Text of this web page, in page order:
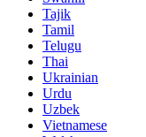
Tajik
Tamil
Telugu
Thai
Ukrainian
Urdu
Uzbek
Vietnamese